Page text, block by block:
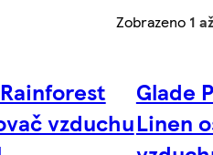
Zobrazeno 1
vzduchu
Glade
Linen